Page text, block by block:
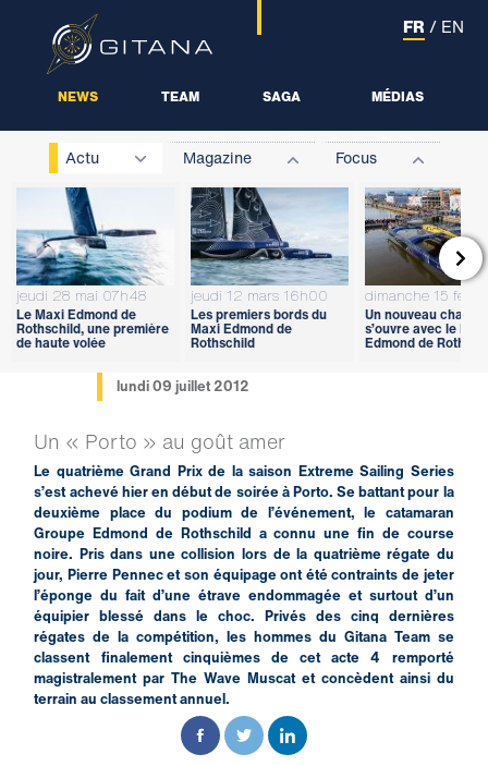
NEWS TEAM SAGA MÉDIAS
FR / EN
Actu Magazine Focus
jeudi 28 mai 07h48
Le Maxi Edmond de
Rothschild, une première
de haute volée
jeudi 12 mars 16h00
Les premiers bords du
Maxi Edmond de
Rothschild
dimanche 15
Un nouveau
s’ouvre avec le Maxi
Edmond de

lundi 09 juillet 2012
Un « Porto » au goût amer
Le quatrième Grand Prix de la saison Extreme Sailing Series
s’est achevé hier en début de soirée à Porto. Se battant pour la
deuxième place du podium de l’événement, le catamaran
Groupe Edmond de Rothschild a connu une fin de course
noire. Pris dans une collision lors de la quatrième régate du
jour, Pierre Pennec et son équipage ont été contraints de jeter
l’éponge du fait d’une étrave endommagée et surtout d’un
équipier blessé dans le choc. Privés des cinq dernières
régates de la compétition, les hommes du Gitana Team se
classent finalement cinquièmes de cet acte 4 remporté
magistralement par The Wave Muscat et concèdent ainsi du
terrain au classement annuel.